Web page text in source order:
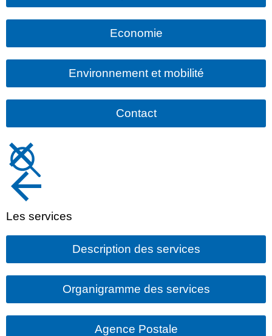
Economie
Environnement et mobilité
Contact
Les services
Description des services
Organigramme des services
Agence Postale